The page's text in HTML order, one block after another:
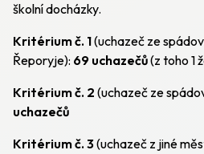
školní docházky.
Kritérium č. 1(uchazeč ze
Řeporyje): 69 uchazečů(z toho 1
Kritérium č. 2 (uchazeč ze
uchazečů
Kritérium č. 3(uchazeč z jiné